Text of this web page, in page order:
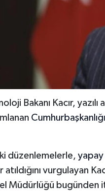
Bakanı Kacır,
Cumhurbaşkanlığı
düzenlemelerle, yapay
atıldığını vurgulayan
Müdürlüğü bugünden